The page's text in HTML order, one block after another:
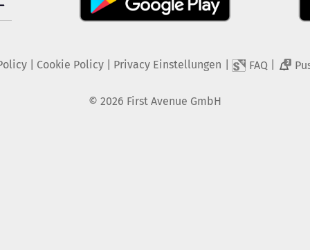
| Cookie Policy| Privacy Einstellungen FAQ 2
© 2026 First Avenue GmbH